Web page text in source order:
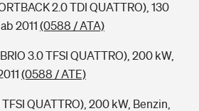
2.0 TDI QUATTRO), 130
2011 (0588 / ATA)
3.0 TFSI QUATTRO), 200 kW,
(0588 / ATE)
QUATTRO), 200 kW, Benzin,